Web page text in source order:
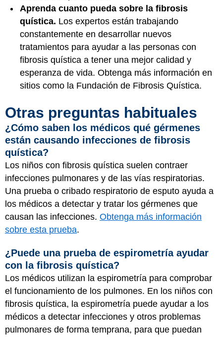
Aprenda cuanto pueda sobre la fibrosis
quística. Los expertos están trabajando
constantemente en desarrollar nuevos
tratamientos para ayudar a las personas con
fibrosis quística a tener una mejor calidad y
esperanza de vida. Obtenga más información en
sitios como la Fundación de Fibrosis Quística.
Otras preguntas habituales
¿Cómo saben los médicos qué gérmenes
están causando infecciones de fibrosis
quística?
Los niños con fibrosis quística suelen contraer
infecciones pulmonares y de las vías respiratorias.
Una prueba o cribado respiratorio de esputo ayuda a
los médicos a detectar y tratar los gérmenes que
causan las infecciones. Obtenga más información
sobre esta prueba.
¿Puede una prueba de espirometría ayudar
con la fibrosis quística?
Los médicos utilizan la espirometría para comprobar
el funcionamiento de los pulmones. En los niños con
fibrosis quística, la espirometría puede ayudar a los
médicos a detectar infecciones y otros problemas
pulmonares de forma temprana, para que puedan